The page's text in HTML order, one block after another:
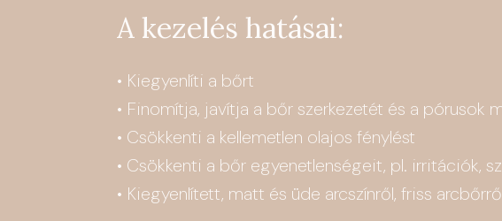
A kezelés hatásai:
• Kiegyenlíti a bőrt
• Finomítja, javítja a bőr szerkezetét és a pórusok
• Csökkenti a kellemetlen olajos fénylést
• Csökkenti a bőr egyenetlenségeit, pl. irritációk,
• Kiegyenlített, matt és üde arcszínről, friss